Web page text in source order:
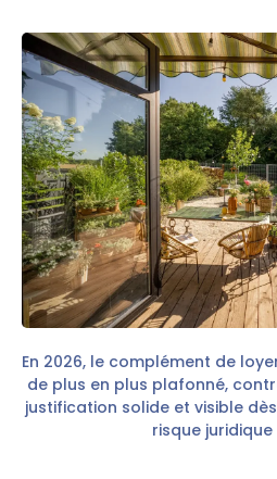
En 2026, le complément de
de plus en plus plafonné,
justification solide et visible
risque juridique